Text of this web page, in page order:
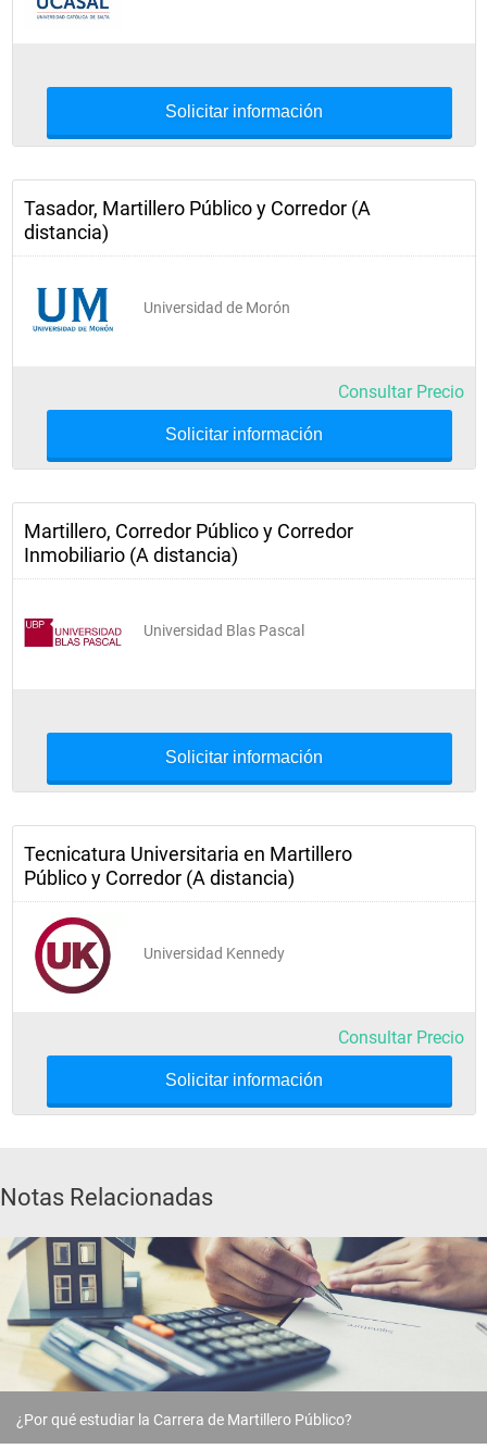
Solicitar información
Tasador, Martillero Público y Corredor (A
distancia)
Universidad de Morón
Consultar Precio
Solicitar información
Martillero, Corredor Público y Corredor
Inmobiliario (A distancia)
Universidad Blas Pascal
Solicitar información
Tecnicatura Universitaria en Martillero
Público y Corredor (A distancia)
Universidad Kennedy
Consultar Precio
Solicitar información
Notas Relacionadas
¿Por qué estudiar la Carrera de Martillero Público?